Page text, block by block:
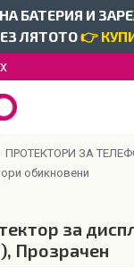
БАТЕРИЯ И
ЛЯТОТО👉
ПРОТЕКТОРИ ЗА
обикновени
за
Прозрачен